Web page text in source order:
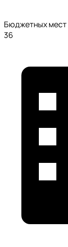
Бюджетных мест
36